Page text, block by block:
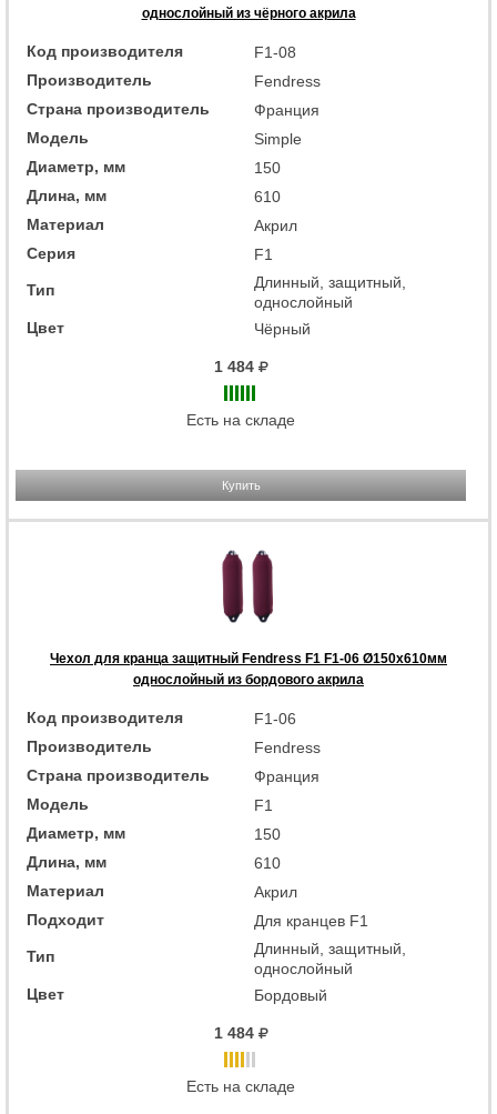
однослойный из чёрного акрила
Код производителя
F1-08
Производитель
Fendress
Страна производитель
Франция
Модель
Simple
Диаметр, мм
150
Длина, мм
610
Материал
Акрил
Серия
F1
Тип
Длинный, защитный,
однослойный
Цвет
Чёрный
1 484
Есть на складе
Купить
Чехол для кранца защитный Fendress F1 F1-06 Ø150х610мм
однослойный из бордового акрила
Код производителя
F1-06
Производитель
Fendress
Страна производитель
Франция
Модель
F1
Диаметр, мм
150
Длина, мм
610
Материал
Акрил
Подходит
Для кранцев F1
Тип
Длинный, защитный,
однослойный
Цвет
Бордовый
1 484
Есть на складе